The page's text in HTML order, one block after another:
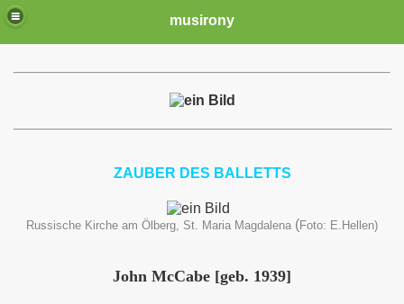
musirony
ZAUBER DES BALLETTS
Russische Kirche am Ölberg, St. Maria Magdalena (Foto: E.Hellen)
John McCabe [geb. 1939]